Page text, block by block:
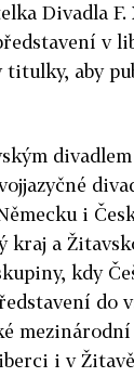
Divadla F.
v
titulky, aby
i
kraj a
kdy
do
i v